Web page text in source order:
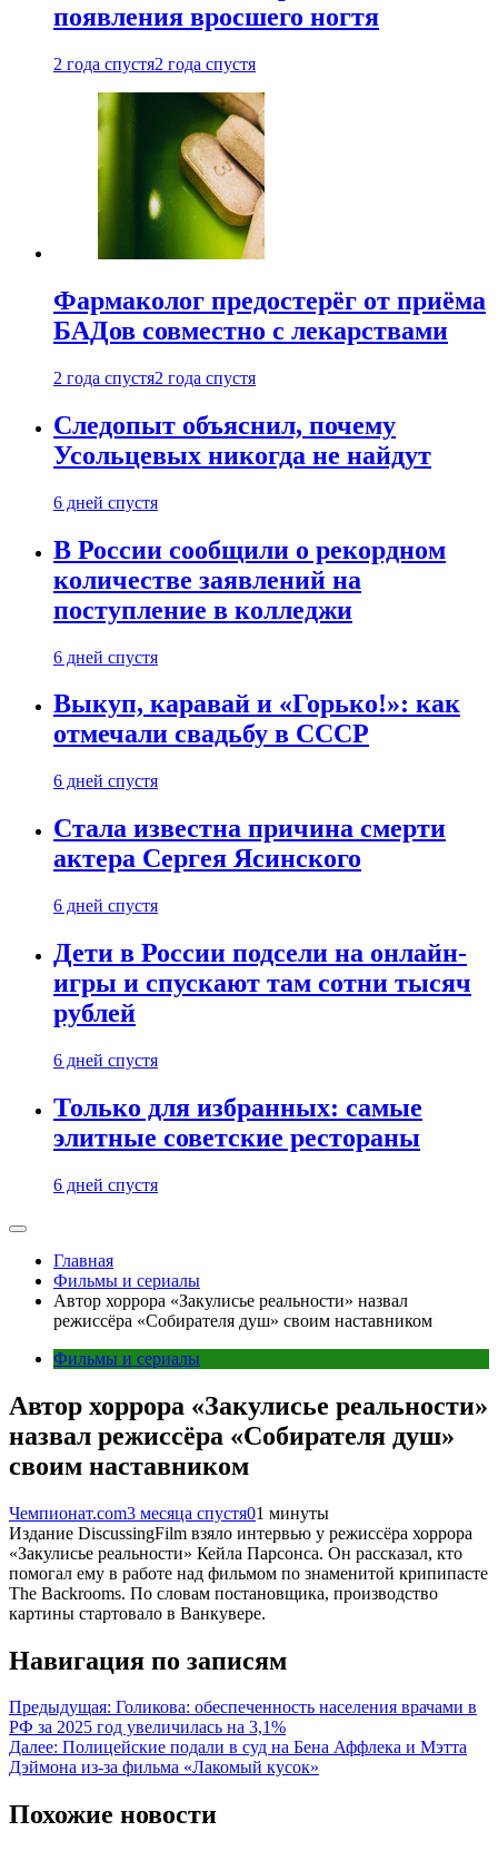
появления вросшего ногтя
2 года спустя2 года спустя
Фармаколог предостерёг от приёма
БАДов совместно с лекарствами
2 года спустя2 года спустя
Следопыт объяснил, почему
Усольцевых никогда не найдут
6 дней спустя
В России сообщили о рекордном
количестве заявлений на
поступление в колледжи
6 дней спустя
Выкуп, каравай и «Горько!»: как
отмечали свадьбу в СССР
6 дней спустя
Стала известна причина смерти
актера Сергея Ясинского
6 дней спустя
Дети в России подсели на онлайн-
игры и спускают там сотни тысяч
рублей
6 дней спустя
Только для избранных: самые
элитные советские рестораны
6 дней спустя
Главная
Фильмы и сериалы
Автор хоррора «Закулисье реальности» назвал
режиссёра «Собирателя душ» своим наставником
Фильмы и сериалы
Автор хоррора «Закулисье реальности»
назвал режиссёра «Собирателя душ»
своим наставником
Чемпионат.com3 месяца спустя01 минуты
Издание DiscussingFilm взяло интервью у режиссёра хоррора
«Закулисье реальности» Кейла Парсонса. Он рассказал, кто
помогал ему в работе над фильмом по знаменитой крипипасте
The Backrooms. По словам постановщика, производство
картины стартовало в Ванкувере.
Навигация по записям
Предыдущая: Голикова: обеспеченность населения врачами в
РФ за 2025 год увеличилась на 3,1%
Далее: Полицейские подали в суд на Бена Аффлека и Мэтта
Дэймона из-за фильма «Лакомый кусок»
Похожие новости